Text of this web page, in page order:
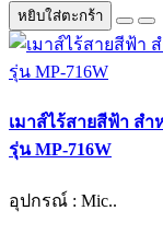
หยิบใส่ตะกร้า
เมาส์ไร้สายสีฟ้า ส
รุ่น MP-716W
อุปกรณ์ : Mic..